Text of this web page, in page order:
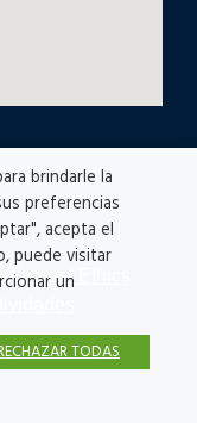
|
brindarle la
preferencias
acepta el
puede visitar
un
TODAS